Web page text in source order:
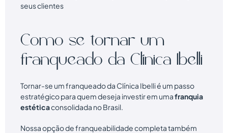
seus clientes
Como se tornar um
franqueado da Clínica Ibelli
Tornar-se um franqueado da Clínica Ibelli é um passo
estratégico para quem deseja investir em umafranquia
estéticaconsolidada no Brasil.
Nossa opção de franqueabilidade completa também